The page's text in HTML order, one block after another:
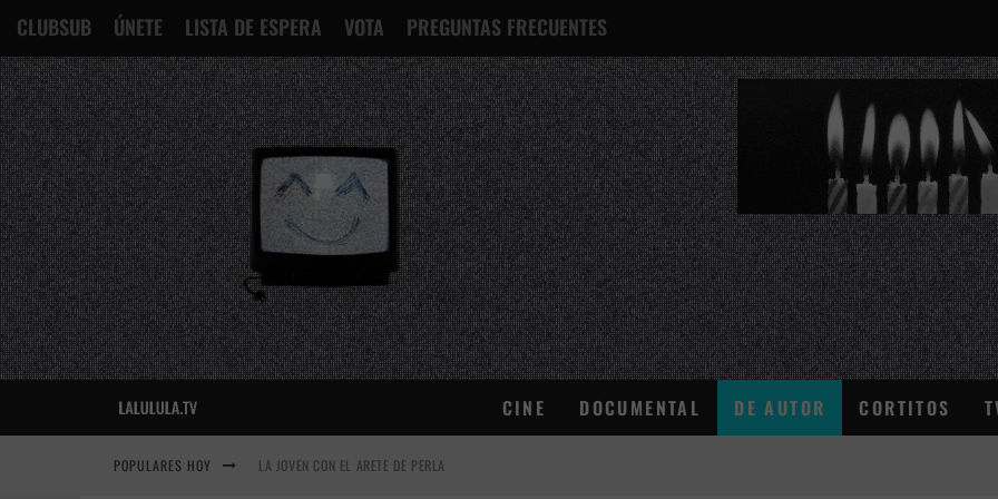
CLUBSUB ÚNETE LISTA DE ESPERA VOTA PREGUNTAS FRECUENTES
¿QUÉ ES ESTO?
CINE DOCUMENTAL DE AUTOR CORTITOS
POPULARES HOY LA JOVEN CON EL ARETE DE PERLA